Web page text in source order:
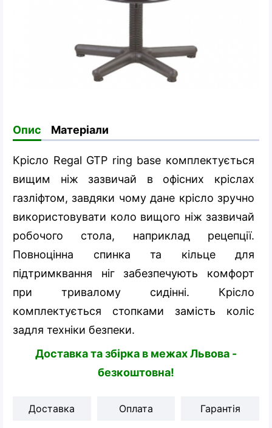
Опис Матеріали
Крісло Regal GTP ring base комплектується
вищим ніж зазвичай в офісних кріслах
газліфтом, завдяки чому дане крісло зручно
використовувати коло вищого ніж зазвичай
робочого стола, наприклад рецепції.
Повноцінна спинка та кільце для
підтримквання ніг забезпечують комфорт
при тривалому сидінні. Крісло
комплектується стопками замість коліс
задля техніки безпеки.
Доставка та збірка в межах Львова -
безкоштовна!
Доставка Оплата Гарантія